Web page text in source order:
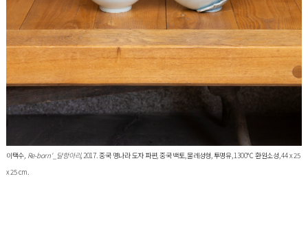
이택수, Re-born'_달항아리, 2017. 중국 명나라 도자 파편, 중국 백토, 물레성형, 투명유, 1300℃ 환원소성, 44 x 25
x 25 cm.